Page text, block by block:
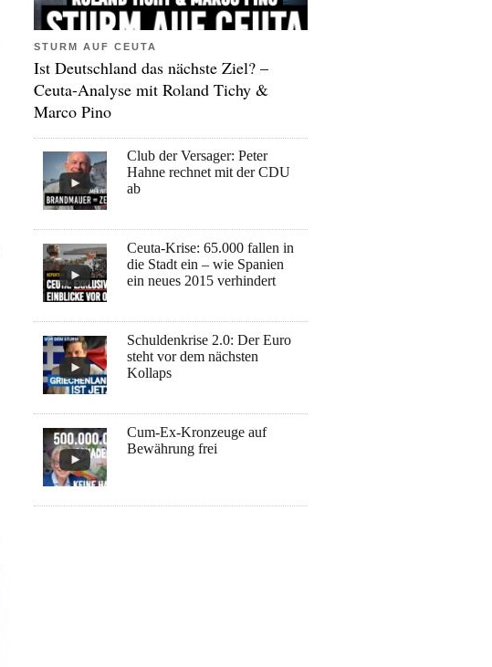
STURM AUF CEUTA
Ist Deutschland das nächste Ziel? –
Ceuta-Analyse mit Roland Tichy &
Marco Pino
Club der Versager: Peter
Hahne rechnet mit der CDU
ab
Ceuta-Krise: 65.000 fallen in
die Stadt ein – wie Spanien
ein neues 2015 verhindert
Schuldenkrise 2.0: Der Euro
steht vor dem nächsten
Kollaps
Cum-Ex-Kronzeuge auf
Bewährung frei